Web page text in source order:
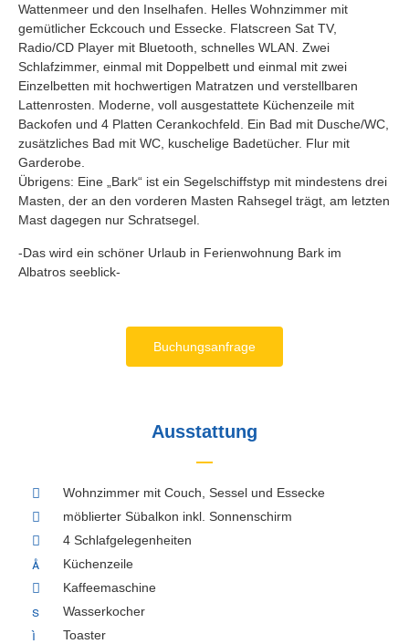
Wattenmeer und den Inselhafen. Helles Wohnzimmer mit
gemütlicher Eckcouch und Essecke. Flatscreen Sat TV,
Radio/CD Player mit Bluetooth, schnelles WLAN. Zwei
Schlafzimmer, einmal mit Doppelbett und einmal mit zwei
Einzelbetten mit hochwertigen Matratzen und verstellbaren
Lattenrosten. Moderne, voll ausgestattete Küchenzeile mit
Backofen und 4 Platten Cerankochfeld. Ein Bad mit Dusche/WC,
zusätzliches Bad mit WC, kuschelige Badetücher. Flur mit
Garderobe.
Übrigens: Eine „Bark“ ist ein Segelschiffstyp mit mindestens drei
Masten, der an den vorderen Masten Rahsegel trägt, am letzten
Mast dagegen nur Schratsegel.
-Das wird ein schöner Urlaub in Ferienwohnung Bark im
Albatros seeblick-
Buchungsanfrage
Ausstattung
Wohnzimmer mit Couch, Sessel und Essecke
möblierter Sübalkon inkl. Sonnenschirm
4 Schlafgelegenheiten
Küchenzeile
Kaffeemaschine
Wasserkocher
Toaster